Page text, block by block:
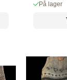
På lager